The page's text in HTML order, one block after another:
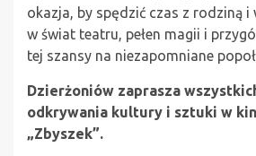
okazja, by spędzić czas z rodziną
w świat teatru, pełen magii i
tej szansy na niezapomniane
Dzierżoniów zaprasza
odkrywania kultury i sztuki w
„Zbyszek”.